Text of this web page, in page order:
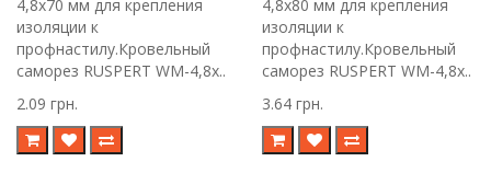
4,8х70 мм для крепления
изоляции к
профнастилу.Кровельный
саморез RUSPERT WM-4,8х..
2.09 грн.
4,8х80 мм для крепления
изоляции к
профнастилу.Кровельный
саморез RUSPERT WM-4,8х..
3.64 грн.